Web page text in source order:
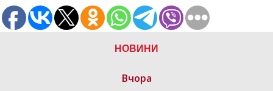
НОВИНИ
Вчора